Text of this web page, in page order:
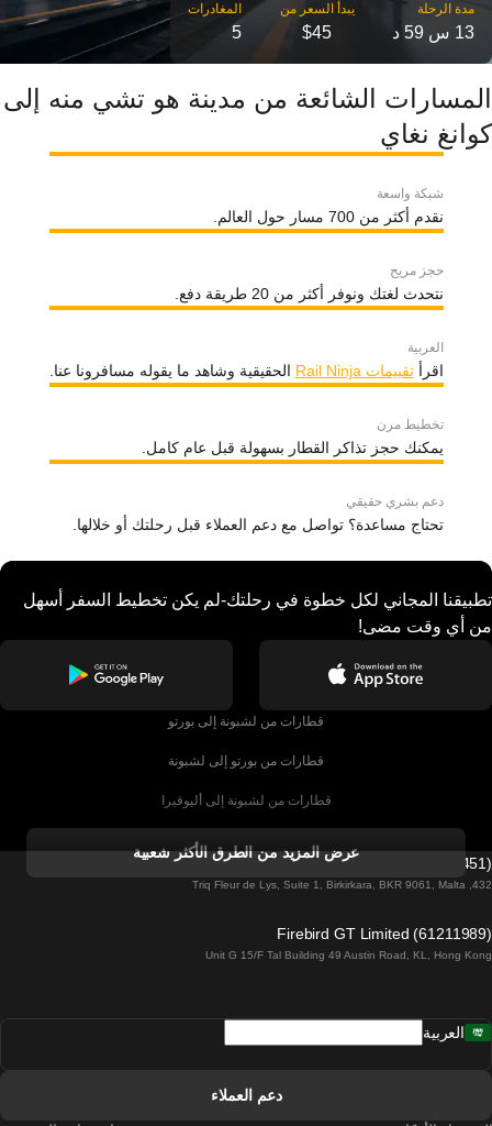
مدة الرحلة
13 س 59 د
‎يبدأ السعر من
$45
5
المسارات الشائعة من مدينة هو تشي منه إلى
كوانغ نغاي
شبكة واسعة
نقدم أكثر من 700 مسار حول العالم.
حجز مريح
نتحدث لغتك ونوفر أكثر من 20 طريقة دفع.
العربية
اقرأتقييمات Rail Ninja الحقيقية وشاهد ما يقوله مسافرونا عنا.
تخطيط مرن
يمكنك حجز تذاكر القطار بسهولة قبل عام كامل.
دعم بشري حقيقي
تحتاج مساعدة؟ تواصل مع دعم العملاء قبل رحلتك أو خلالها.
تطبيقنا المجاني لكل خطوة في رحلتك-لم يكن تخطيط السفر أسهل
من أي وقت مضى!
قطارات من لشبونة إلى بورتو
قطارات من بورتو إلى لشبونة
قطارات من لشبونة إلى ألبوفيرا
قطارات من ألبوفيرا إلى لشبونة
قطارات من لشبونة إلى لاغوس
قطارات من لشبونة إلى مدريد
عرض المزيد من الطرق الأكثر شعبية
Firebird GT Limited (OC 1451)
432, Triq Fleur de Lys, Suite 1, Birkirkara, BKR 9061, Malta
Firebird GT Limited (61211989)
Unit G 15/F Tal Building 49 Austin Road, KL, Hong Kong
العربية
دعم العملاء